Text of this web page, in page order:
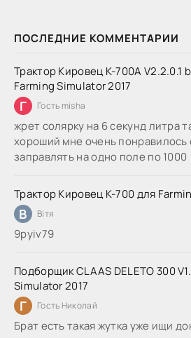
ПОСЛЕДНИЕ КОММЕНТАРИИ
Трактор Кировец К-700А V2.2.0.1
Farming Simulator 2017
Г Гость misha
жрет солярку на 6 секунд литра
хороший мне очень понравилось
заправлять на одно поле по 1000
Трактор Кировец К-700 для
В Вітя
9руіv79
Подборщик CLAAS DELETO 300
Simulator 2017
Г Гость Николай
Брат есть такая жутка уже ищи